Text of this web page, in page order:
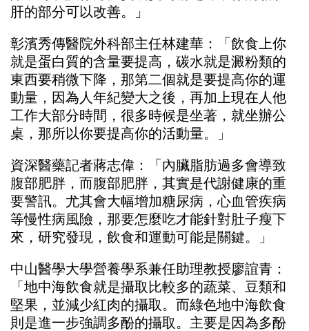
肝的部分可以改善。」
彰濱秀傳醫院外科部主任林建華：「飲食上你
就是蛋白質的含量要提高，碳水就是澱粉類的
東西要稍微下降，那第二個就是要提高你的運
動量，因為人年紀變大之後，再加上現在人他
工作大部分時間，很多時候是坐著，就坐辦公
桌，那所以你要提高你的活動量。」
資深醫藥記者蔣志偉：「內臟脂肪過多會導致
腹部肥胖，而腹部肥胖，其實是代謝健康的重
要警訊。尤其會大幅增加糖尿病，心血管疾病
等慢性病風險，那要怎麼吃才能針對肚子瘦下
來，研究發現，飲食和運動可能是關鍵。」
中山醫學大學營養學系兼任助理教授廖誼青：
「地中海飲食就是攝取比較多的蔬菜、豆類和
堅果，並減少紅肉的攝取。而綠色地中海飲食
則是進一步強調多酚的攝取。主要是因為多酚